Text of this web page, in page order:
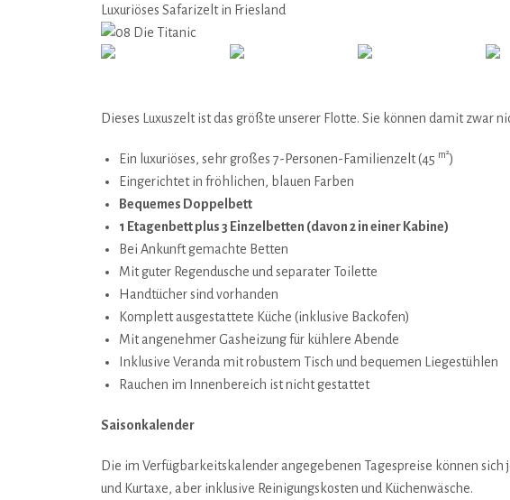
Luxuriöses Safarizelt in Friesland
Dieses Luxuszelt ist das größte unserer Flotte. Sie können damit zwar
Ein luxuriöses, sehr großes 7-Personen-Familienzelt (45 m²)
Eingerichtet in fröhlichen, blauen Farben
Bequemes Doppelbett
1 Etagenbett plus 3 Einzelbetten (davon 2 in einer Kabine)
Bei Ankunft gemachte Betten
Mit guter Regendusche und separater Toilette
Handtücher sind vorhanden
Komplett ausgestattete Küche (inklusive Backofen)
Mit angenehmer Gasheizung für kühlere Abende
Inklusive Veranda mit robustem Tisch und bequemen Liegestühlen
Rauchen im Innenbereich ist nicht gestattet
Saisonkalender
Die im Verfügbarkeitskalender angegebenen Tagespreise können
und Kurtaxe, aber inklusive Reinigungskosten und Küchenwäsche.